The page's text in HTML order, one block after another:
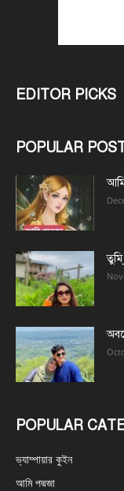
EDITOR PICKS
POPULAR
POPULAR
ভ্যাম্পায়ার কুইন
আমি পদ্মজা